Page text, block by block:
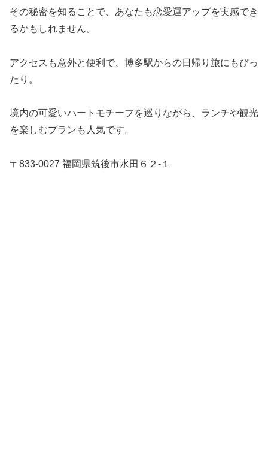
その秘密を知ることで、あなたも恋愛運アップを実感でき
るかもしれません。
アクセスも意外と便利で、博多駅からの日帰り旅にもぴっ
たり。
境内の可愛いハートモチーフを巡りながら、ランチや観光
を楽しむプランも人気です。
〒833-0027 福岡県筑後市水田６２-１